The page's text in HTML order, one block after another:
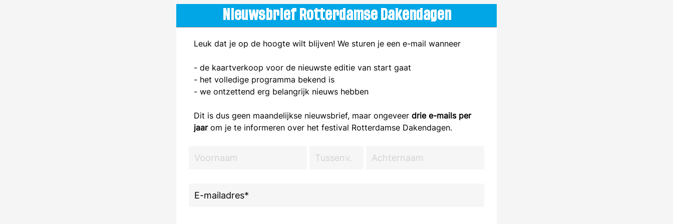
Nieuwsbrief Rotterdamse Dakendagen
Leuk dat je op de hoogte wilt blijven! We sturen je een e-mail wanneer
- de kaartverkoop voor de nieuwste editie van start gaat
- het volledige programma bekend is
- we ontzettend erg belangrijk nieuws hebben
Dit is dus geen maandelijkse nieuwsbrief, maar ongeveer drie e-mails per
jaarom je te informeren over het festival Rotterdamse Dakendagen.